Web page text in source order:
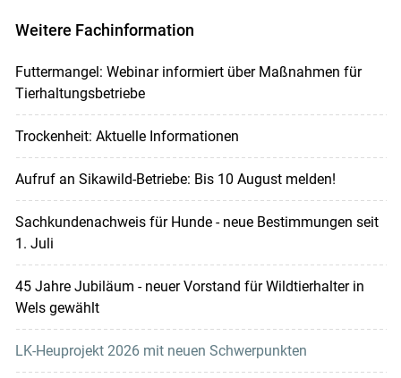
Weitere Fachinformation
Futtermangel: Webinar informiert über Maßnahmen für
Tierhaltungsbetriebe
Trockenheit: Aktuelle Informationen
Aufruf an Sikawild-Betriebe: Bis 10 August melden!
Sachkundenachweis für Hunde - neue Bestimmungen seit
1. Juli
45 Jahre Jubiläum - neuer Vorstand für Wildtierhalter in
Wels gewählt
LK-Heuprojekt 2026 mit neuen Schwerpunkten